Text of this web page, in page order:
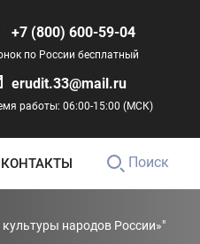
+7 (800) 600-59-04
по России бесплатный
erudit.33@mail.ru
работы: 06:00-15:00 (МСК)
КОНТАКТЫ Поиск
народов России»"